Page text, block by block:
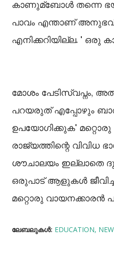
കാണുമ്ബോള്‍ തന്നെ
പാവം എന്താണ്
എനിക്കറിയില്ല. ' ഒരു
മോശം പേടിസ്വപ്നം,
പറയരുത് എപ്പോഴും
ഉപയോഗിക്കുക' മറ്റൊരു
രാജ്യത്തിന്റെ വിവിധ
ശൗചാലയം ഇല്ലാതെ
ഒരുപാട് ആളുകൾ
മറ്റൊരു വായനക്കാരൻ
ലേബലുകള്‍: EDUCATION